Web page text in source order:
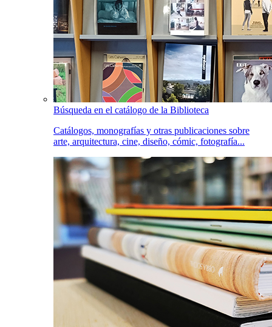
Búsqueda en el catálogo de la Biblioteca
Catálogos, monografías y otras publicaciones sobre
arte, arquitectura, cine, diseño, cómic, fotografía...